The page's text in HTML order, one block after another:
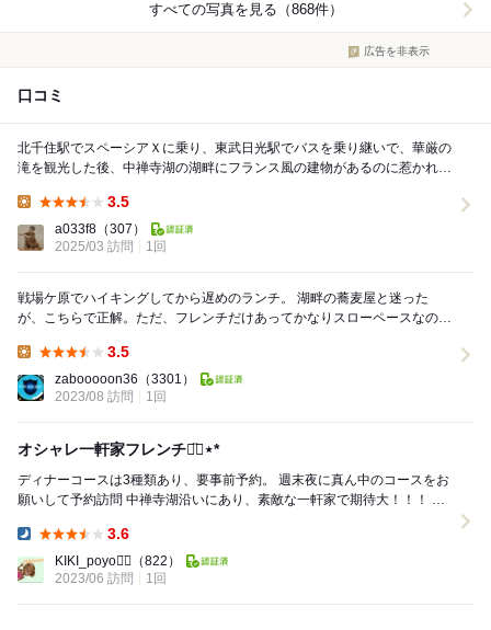
すべての写真を見る（868件）
広告を非表示
口コミ
北千住駅でスペーシアＸに乗り、東武日光駅でバスを乗り継いで、華厳の
滝を観光した後、中禅寺湖の湖畔にフランス風の建物があるのに惹かれ、
3.5
a033f8 （307）
2025/03 訪問
1回
戦場ケ原でハイキングしてから遅めのランチ。 湖畔の蕎麦屋と迷った
が、こちらで正解。ただ、フレンチだけあってかなりスローペースなの
3.5
zabooooon36 （3301）
2023/08 訪問
1回
オシャレ一軒家フレンチ◡̈⃝︎⋆︎*
ディナーコースは3種類あり、要事前予約。 週末夜に真ん中のコースをお
願いして予約訪問 中禅寺湖沿いにあり、素敵な一軒家で期待大！！！ 入
3.6
KIKI_poyo◡̈⃝︎ （822）
2023/06 訪問
1回